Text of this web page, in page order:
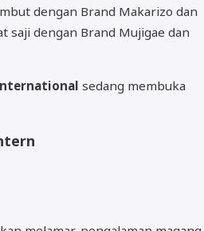
dengan Brand Makarizo dan
saji dengan Brand Mujigae dan
sedang membuka